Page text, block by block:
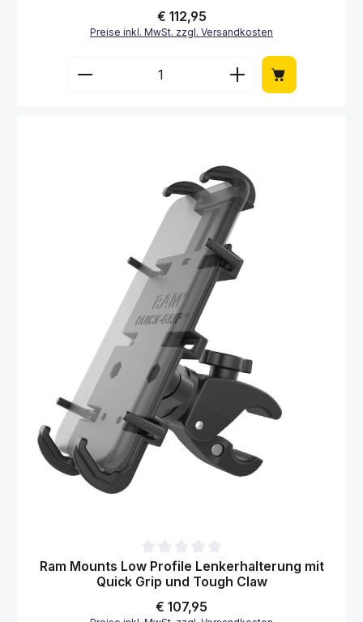
Regulärer Preis:
€ 112,95
Preise inkl. MwSt. zzgl. Versandkosten
Produkt Anzahl: Gib den gewünschten
Durchschnittliche Bewertung von 0 von 5 Sternen
Ram Mounts Low Profile Lenkerhalterung mit
Quick Grip und Tough Claw
Regulärer Preis:
€ 107,95